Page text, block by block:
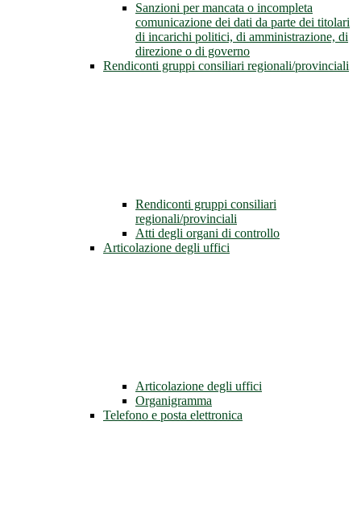
Sanzioni per mancata o incompleta
comunicazione dei dati da parte dei titolari
di incarichi politici, di amministrazione, di
direzione o di governo
Rendiconti gruppi consiliari regionali/provinciali
Rendiconti gruppi consiliari
regionali/provinciali
Atti degli organi di controllo
Articolazione degli uffici
Articolazione degli uffici
Organigramma
Telefono e posta elettronica